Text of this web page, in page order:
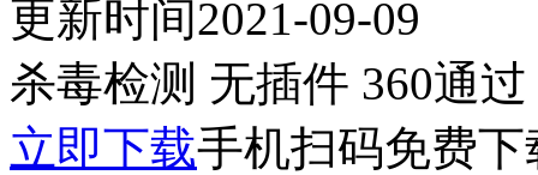
更新时间2021-09-09
杀毒检测 无插件 360通过
立即下载手机扫码免费下